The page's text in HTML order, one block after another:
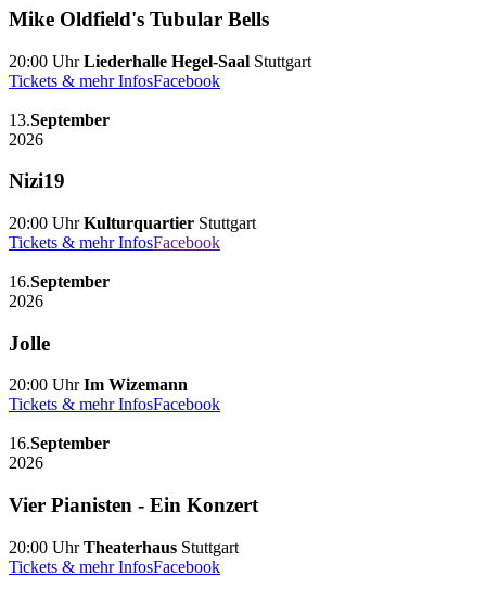
Mike Oldfield's Tubular Bells
20:00 UhrLiederhalle Hegel-Saal Stuttgart
Tickets & mehr InfosFacebook
13.September
2026
Nizi19
20:00 UhrKulturquartier Stuttgart
Tickets & mehr InfosFacebook
16.September
2026
Jolle
20:00 UhrIm Wizemann
Tickets & mehr InfosFacebook
16.September
2026
Vier Pianisten - Ein Konzert
20:00 UhrTheaterhaus Stuttgart
Tickets & mehr InfosFacebook